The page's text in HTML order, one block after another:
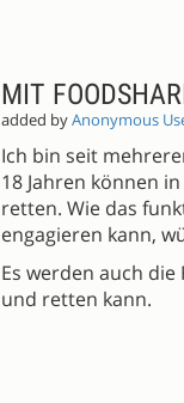
MIT
added byAnonymous
Ich bin seit
18 Jahren können
retten. Wie das
engagieren kann,
Es werden auch
und retten kann.